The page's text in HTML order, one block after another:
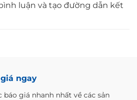
luận và tạo đường dẫn kết
ngay
giá nhanh nhất về các sản